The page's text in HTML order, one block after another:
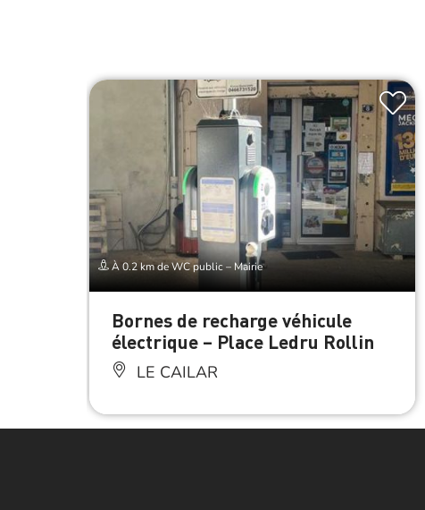
À 0.2 km de WC public – Mairie
Bornes de recharge véhicule
électrique – Place Ledru Rollin
LE CAILAR